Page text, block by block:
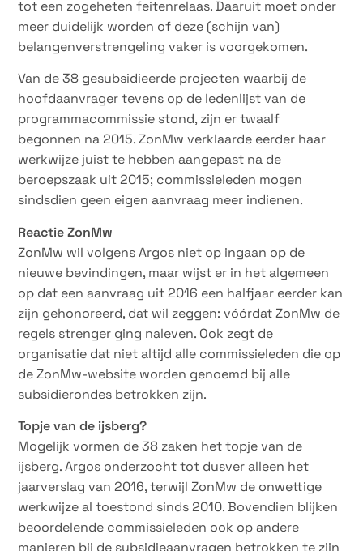
tot een zogeheten feitenrelaas. Daaruit moet onder
meer duidelijk worden of deze (schijn van)
belangenverstrengeling vaker is voorgekomen.
Van de 38 gesubsidieerde projecten waarbij de
hoofdaanvrager tevens op de ledenlijst van de
programmacommissie stond, zijn er twaalf
begonnen na 2015. ZonMw verklaarde eerder haar
werkwijze juist te hebben aangepast na de
beroepszaak uit 2015; commissieleden mogen
sindsdien geen eigen aanvraag meer indienen.
Reactie ZonMw
ZonMw wil volgens Argos niet op ingaan op de
nieuwe bevindingen, maar wijst er in het algemeen
op dat een aanvraag uit 2016 een halfjaar eerder kan
zijn gehonoreerd, dat wil zeggen: vóórdat ZonMw de
regels strenger ging naleven. Ook zegt de
organisatie dat niet altijd alle commissieleden die op
de ZonMw-website worden genoemd bij alle
subsidierondes betrokken zijn.
Topje van de ijsberg?
Mogelijk vormen de 38 zaken het topje van de
ijsberg. Argos onderzocht tot dusver alleen het
jaarverslag van 2016, terwijl ZonMw de onwettige
werkwijze al toestond sinds 2010. Bovendien blijken
beoordelende commissieleden ook op andere
manieren bij de subsidieaanvragen betrokken te zijn